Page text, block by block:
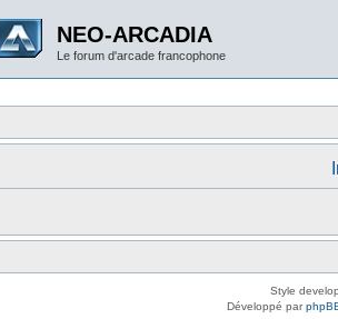
NEO-ARCADIA
Le forum d'arcade francophone
Style
Développé par